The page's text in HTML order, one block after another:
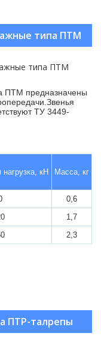
типа ПТМ
ПТМ предназначены
ТУ 3449-
кН
Масса, кг
0,6
1,7
2,3
ПТР-талрепы